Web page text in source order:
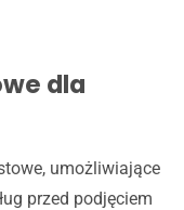
dla
umożliwiające
przed podjęciem